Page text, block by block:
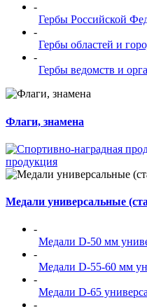
-
Гербы Российской
-
Гербы областей и
-
Гербы ведомств и
Флаги, знамена
продукция
Медали универсальные
-
Медали D-50 мм
-
Медали D-55-60 мм
-
Медали D-65